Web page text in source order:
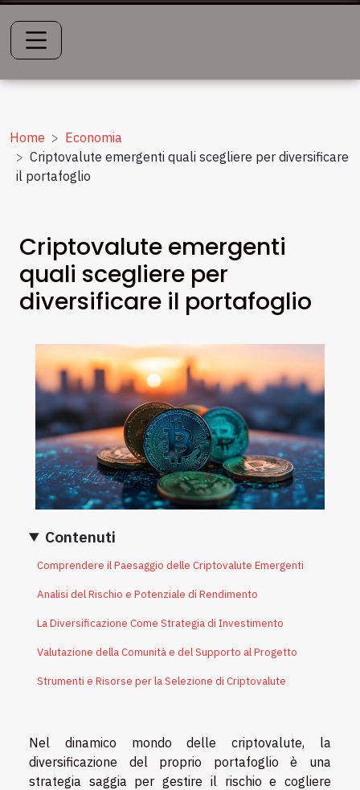
Home
Economia
Criptovalute emergenti quali scegliere per diversificare
il portafoglio
Criptovalute emergenti
quali scegliere per
diversificare il portafoglio
Contenuti
Comprendere il Paesaggio delle Criptovalute Emergenti
Analisi del Rischio e Potenziale di Rendimento
La Diversificazione Come Strategia di Investimento
Valutazione della Comunità e del Supporto al Progetto
Strumenti e Risorse per la Selezione di Criptovalute
Nel dinamico mondo delle criptovalute, la
diversificazione del proprio portafoglio è una
strategia saggia per gestire il rischio e cogliere